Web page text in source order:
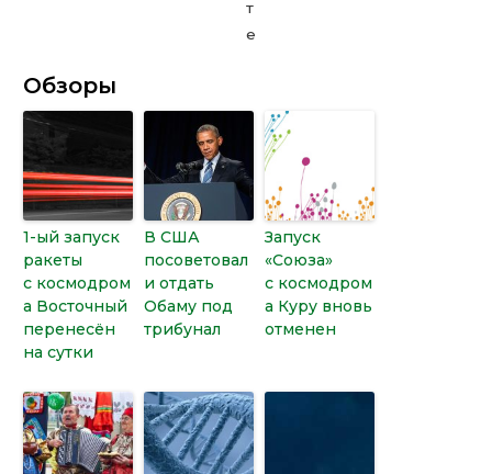
Обзоры
1-ый запуск
ракеты
с космодром
а Восточный
перенесён
на сутки
В США
посоветовал
и отдать
Обаму под
трибунал
Запуск
«Союза»
с космодром
а Куру вновь
отменен